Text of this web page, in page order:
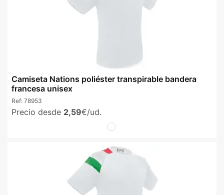
Camiseta Nations poliéster transpirable bandera
francesa unisex
Ref: 78953
Precio desde 2,59€/ud.